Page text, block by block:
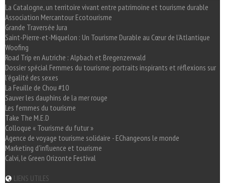
La Catalogne, un territoire vivant entre patrimoine et tourisme durable
Association Mercantour Ecotourisme
Grande Traversée Jura
Saint-Pierre-et-Miquelon : Un Tourisme Durable au Cœur de l'Atlantique
Woofing
Road Trip en Autriche : Alpbach et Bregenzerwald
Dossier spécial Femmes du tourisme: portraits inspirants et réflexions sur
l'égalité des sexes
La Feuille de Chou #10
Sauver les dauphins de la mer rouge
Les femmes du tourisme
Take The M.E.D
Colloque « Tourisme du futur »
Agence de voyage tourisme solidaire - EChangeons le monde
Marketing d'influence et tourisme
Calvi, le Green Orizonte Festival
LIENS UTILES